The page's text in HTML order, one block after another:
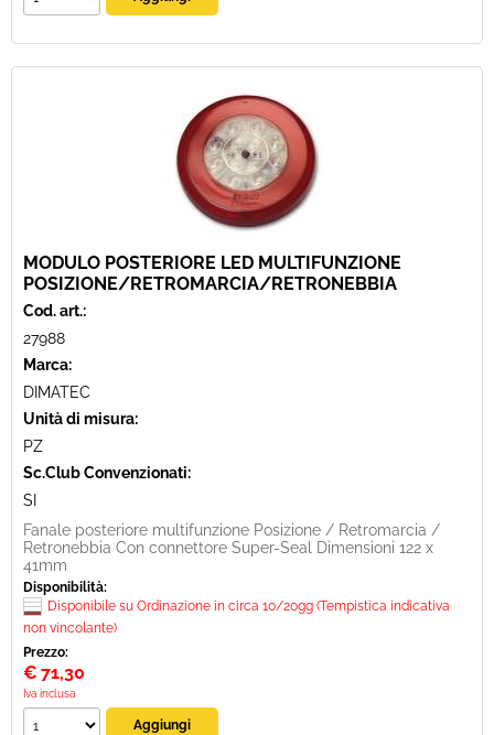
MODULO POSTERIORE LED MULTIFUNZIONE
POSIZIONE/RETROMARCIA/RETRONEBBIA
Cod. art.:
27988
Marca:
DIMATEC
Unità di misura:
PZ
Sc.Club Convenzionati:
SI
Fanale posteriore multifunzione Posizione / Retromarcia /
Retronebbia Con connettore Super-Seal Dimensioni 122 x
41mm
Disponibilità:
Disponibile su Ordinazione in circa 10/20gg (Tempistica indicativa
non vincolante)
Prezzo:
€ 71,30
Iva inclusa